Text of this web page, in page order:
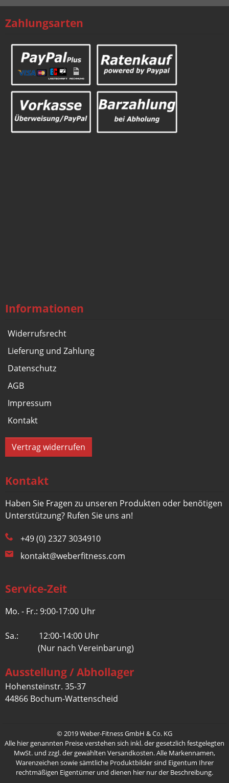
Zahlungsarten
Informationen
Widerrufsrecht
Lieferung und Zahlung
Datenschutz
AGB
Impressum
Kontakt
Vertrag widerrufen
Kontakt
Haben Sie Fragen zu unseren Produkten oder benötigen
Unterstützung? Rufen Sie uns an!
+49 (0) 2327 3034910
kontakt@weberfitness.com
Service-Zeit
Mo. - Fr.: 9:00-17:00 Uhr
Sa.: 12:00-14:00 Uhr
(Nur nach Vereinbarung)
Ausstellung / Abhollager
Hohensteinstr. 35-37
44866 Bochum-Wattenscheid
© 2019 Weber-Fitness GmbH & Co. KG
Alle hier genannten Preise verstehen sich inkl. der gesetzlich festgelegten
MwSt. und zzgl. der gewählten Versandkosten. Alle Markennamen,
Warenzeichen sowie sämtliche Produktbilder sind Eigentum Ihrer
rechtmäßigen Eigentümer und dienen hier nur der Beschreibung.